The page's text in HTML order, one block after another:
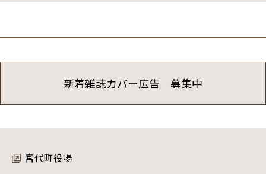
新着雑誌カバー広告 募集中
宮代町役場